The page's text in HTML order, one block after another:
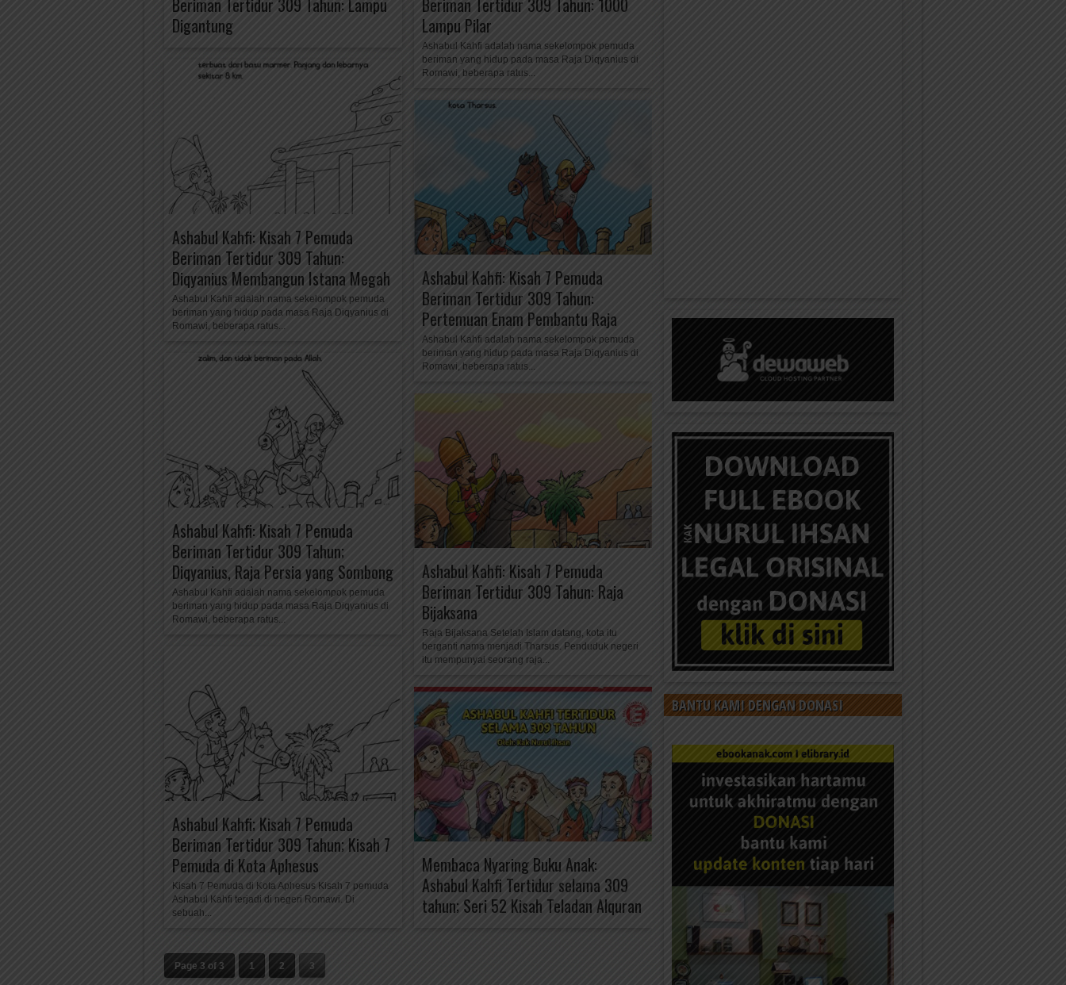
Beriman Tertidur 309 Tahun: Lampu
Digantung
Beriman Tertidur 309 Tahun: 1000
Lampu Pilar
Ashabul Kahfi adalah nama sekelompok pemuda
beriman yang hidup pada masa Raja Diqyanius di
Romawi, beberapa ratus...
Ashabul Kahfi: Kisah 7 Pemuda
Beriman Tertidur 309 Tahun:
Diqyanius Membangun Istana Megah
Ashabul Kahfi adalah nama sekelompok pemuda
beriman yang hidup pada masa Raja Diqyanius di
Romawi, beberapa ratus...
Ashabul Kahfi: Kisah 7 Pemuda
Beriman Tertidur 309 Tahun:
Pertemuan Enam Pembantu Raja
Ashabul Kahfi adalah nama sekelompok pemuda
beriman yang hidup pada masa Raja Diqyanius di
Romawi, beberapa ratus...
Ashabul Kahfi: Kisah 7 Pemuda
Beriman Tertidur 309 Tahun;
Diqyanius, Raja Persia yang Sombong
Ashabul Kahfi adalah nama sekelompok pemuda
beriman yang hidup pada masa Raja Diqyanius di
Romawi, beberapa ratus...
Ashabul Kahfi: Kisah 7 Pemuda
Beriman Tertidur 309 Tahun: Raja
Bijaksana
Raja Bijaksana Setelah Islam datang, kota itu
berganti nama menjadi Tharsus. Penduduk negeri
itu mempunyai seorang raja...
Ashabul Kahfi; Kisah 7 Pemuda
Beriman Tertidur 309 Tahun; Kisah 7
Pemuda di Kota Aphesus
Kisah 7 Pemuda di Kota Aphesus Kisah 7 pemuda
Ashabul Kahfi terjadi di negeri Romawi. Di
sebuah...
Membaca Nyaring Buku Anak:
Ashabul Kahfi Tertidur selama 309
tahun; Seri 52 Kisah Teladan Alquran
Page 3 of 3 1 2 3
BANTU KAMI DENGAN DONASI